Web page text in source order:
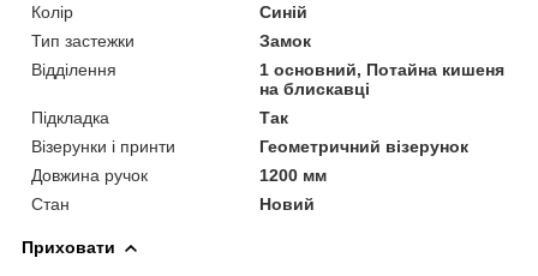
Колір
Синій
Тип застежки
Замок
Відділення
1 основний, Потайна кишеня
на блискавці
Підкладка
Так
Візерунки і принти
Геометричний візерунок
Довжина ручок
1200 мм
Стан
Новий
Приховати